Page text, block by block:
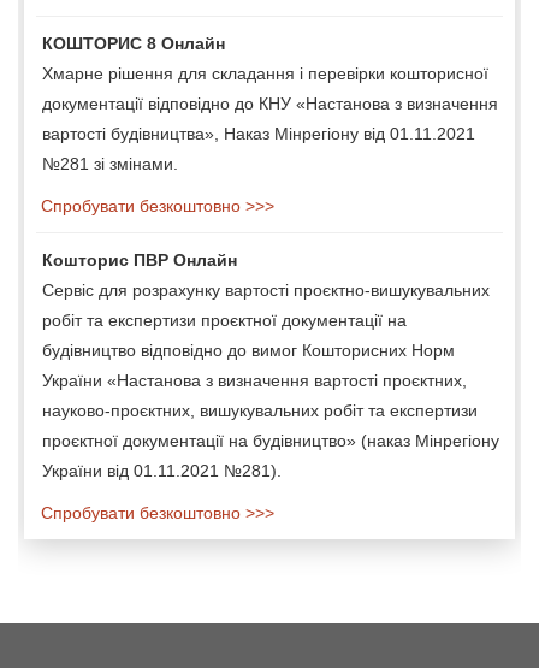
КОШТОРИС 8 Онлайн
Хмарне рішення для складання і перевірки кошторисної
документації відповідно до КНУ «Настанова з визначення
вартості будівництва», Наказ Мінрегіону від 01.11.2021
№281 зі змінами.
Спробувати безкоштовно >>>
Кошторис ПВР Онлайн
Сервіс для розрахунку вартості проєктно-вишукувальних
робіт та експертизи проєктної документації на
будівництво відповідно до вимог Кошторисних Норм
України «Настанова з визначення вартості проєктних,
науково-проєктних, вишукувальних робіт та експертизи
проєктної документації на будівництво» (наказ Мінрегіону
України від 01.11.2021 №281).
Спробувати безкоштовно >>>